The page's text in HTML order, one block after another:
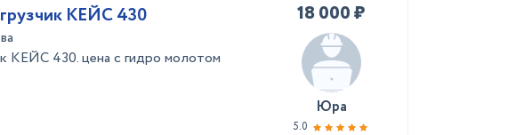
КЕЙС 430
КЕЙС 430. цена с гидро молотом
18 000 ₽
Юра
5.0